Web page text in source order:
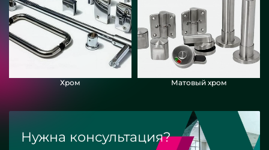
Хром Матовый хром
Нужна консультация?